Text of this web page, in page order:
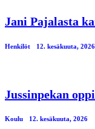
Jani Pajalasta
Henkilöt 12. kesäkuuta, 2026
Jussinpekan
Koulu 12. kesäkuuta, 2026